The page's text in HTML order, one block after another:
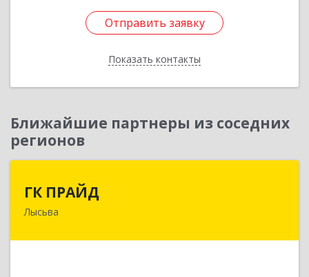
Отправить заявку
Показать контакты
Отправить заявку
Назад
Ближайшие партнеры из соседних
регионов
ГК ПРАЙД
Лысьва618909, Пермский край, Лысьва г, Репина ул,